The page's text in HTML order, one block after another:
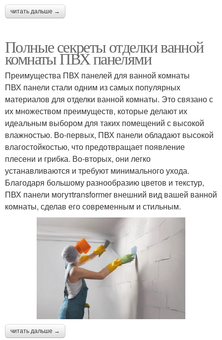
читать дальше →
Полные секреты отделки ванной
комнаты ПВХ панелями
Преимущества ПВХ панелей для ванной комнаты
ПВХ панели стали одним из самых популярных
материалов для отделки ванной комнаты. Это связано с
их множеством преимуществ, которые делают их
идеальным выбором для таких помещений с высокой
влажностью. Во-первых, ПВХ панели обладают высокой
влагостойкостью, что предотвращает появление
плесени и грибка. Во-вторых, они легко
устанавливаются и требуют минимального ухода.
Благодаря большому разнообразию цветов и текстур,
ПВХ панели могутtransformer внешний вид вашей ванной
комнаты, сделав его современным и стильным.
читать дальше →